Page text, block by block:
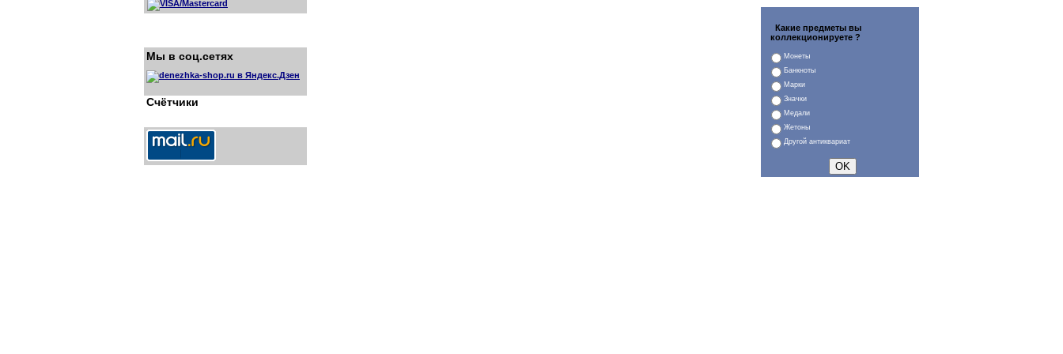
Мы в соц.сетях
Счётчики
Какие предметы вы
коллекционируете ?
Монеты
Банкноты
Марки
Значки
Медали
Жетоны
Другой антиквариат